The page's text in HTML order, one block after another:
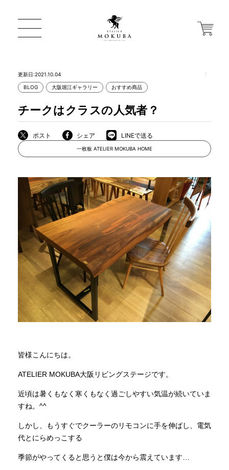
店舗から探す
MOKUBA について
商品情報
直営店
イベント
納品事例
更新日:2021.10.04
BLOG 大阪堀江ギャラリー おすすめ商品
チークはクラスの人気者？
ポスト シェア LINEで送る
一枚板 ATELIER MOKUBA HOME
皆様こんにちは。
ATELIER MOKUBA大阪リビングステージです。
近頃は暑くもなく寒くもなく過ごしやすい気温が続いていま
すね。^^
しかし、もうすぐでクーラーのリモコンに手を伸ばし、電気
代とにらめっこする
季節がやってくると思うと僕は今から震えています…